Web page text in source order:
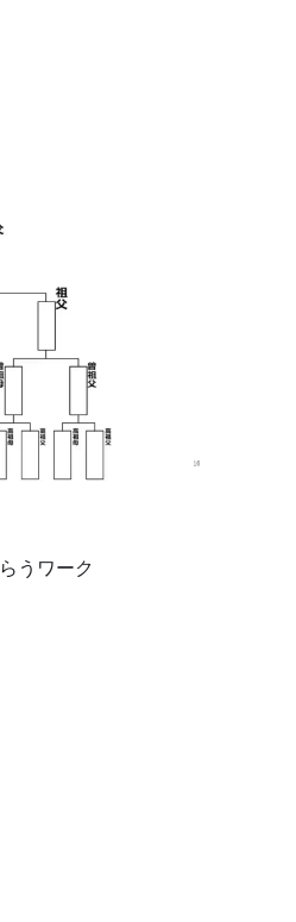
うワーク